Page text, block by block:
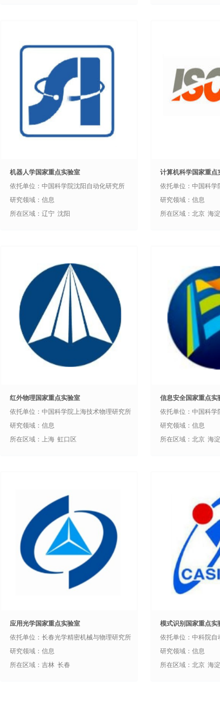
机器人学国家重点实验室
依托单位：中国科学院沈阳自动化研究所
研究领域：信息
所在区域：辽宁 沈阳
计算机科学国家重点
依托单位：中国科学
研究领域：信息
所在区域：北京 海
红外物理国家重点实验室
依托单位：中国科学院上海技术物理研究所
研究领域：信息
所在区域：上海 虹口区
信息安全国家重点实
依托单位：中国科学
研究领域：信息
所在区域：北京 海
应用光学国家重点实验室
依托单位：长春光学精密机械与物理研究所
研究领域：信息
所在区域：吉林 长春
模式识别国家重点实
依托单位：中科院自
研究领域：信息
所在区域：北京 海